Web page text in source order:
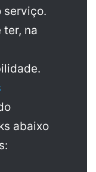
serviço.
ter, na
abaixo